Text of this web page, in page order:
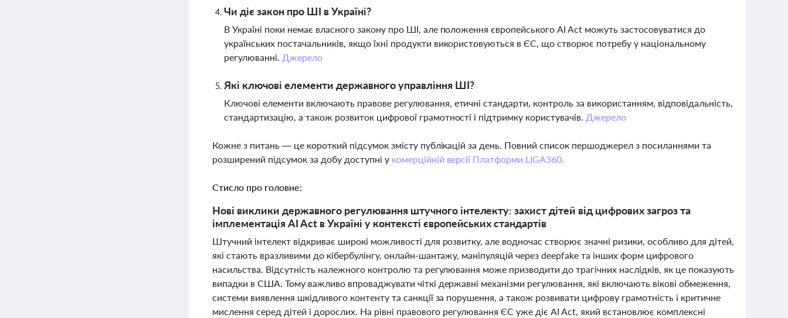
Чи діє закон про ШІ в Україні?
В Україні поки немає власного закону про ШІ, але положення європейського AI Act можуть застосовуватися до
українських постачальників, якщо їхні продукти використовуються в ЄС, що створює потребу у національному
регулюванні. Джерело
Які ключові елементи державного управління ШІ?
Ключові елементи включають правове регулювання, етичні стандарти, контроль за використанням, відповідальність,
стандартизацію, а також розвиток цифрової грамотності і підтримку користувачів. Джерело
Кожне з питань — це короткий підсумок змісту публікацій за день. Повний список першоджерел з посиланнями та
розширений підсумок за добу доступні у комерційній версії Платформи LIGA360.
Стисло про головне:
Нові виклики державного регулювання штучного інтелекту: захист дітей від цифрових загроз та
імплементація AI Act в Україні у контексті європейських стандартів
Штучний інтелект відкриває широкі можливості для розвитку, але водночас створює значні ризики, особливо для дітей,
які стають вразливими до кібербулінгу, онлайн-шантажу, маніпуляцій через deepfake та інших форм цифрового
насильства. Відсутність належного контролю та регулювання може призводити до трагічних наслідків, як це показують
випадки в США. Тому важливо впроваджувати чіткі державні механізми регулювання, які включають вікові обмеження,
системи виявлення шкідливого контенту та санкції за порушення, а також розвивати цифрову грамотність і критичне
мислення серед дітей і дорослих. На рівні правового регулювання ЄС уже діє AI Act, який встановлює комплексні